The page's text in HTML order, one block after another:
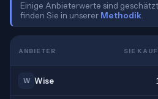
Einige Anbieterwerte sind
finden Sie in unserer Methodik
ANBIETER SIE
W Wise